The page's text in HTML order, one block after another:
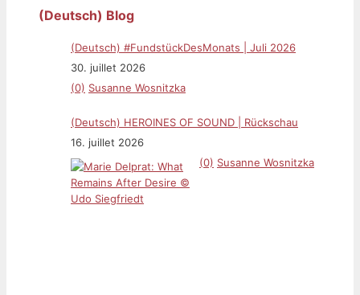
(Deutsch) Blog
(Deutsch) #FundstückDesMonats | Juli 2026
30. juillet 2026
(0) Susanne Wosnitzka
(Deutsch) HEROINES OF SOUND | Rückschau
16. juillet 2026
(0) Susanne Wosnitzka